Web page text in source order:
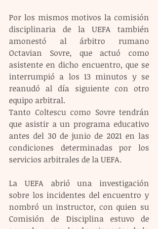
Por los mismos motivos la comisión
disciplinaria de la UEFA también
amonestó al árbitro rumano
Octavian Sovre, que actuó como
asistente en dicho encuentro, que se
interrumpió a los 13 minutos y se
reanudó al día siguiente con otro
equipo arbitral.
Tanto Coltescu como Sovre tendrán
que asistir a un programa educativo
antes del 30 de junio de 2021 en las
condiciones determinadas por los
servicios arbitrales de la UEFA.
La UEFA abrió una investigación
sobre los incidentes del encuentro y
nombró un instructor, con quien su
Comisión de Disciplina estuvo de